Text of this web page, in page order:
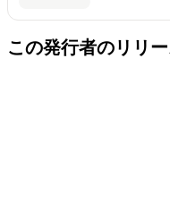
この発行者のリリ